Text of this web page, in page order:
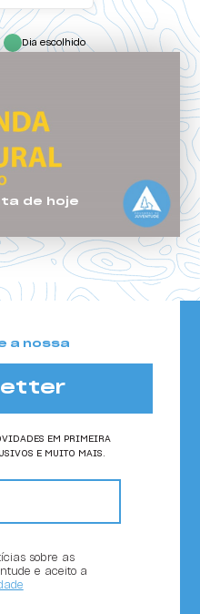
Dia escolhido
de hoje
a nossa
EM PRIMEIRA
E MUITO MAIS.
sobre as
e aceito a